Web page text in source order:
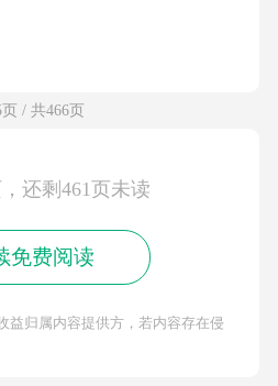
/ 共466页
还剩461页未读
免费阅读
益归属内容提供方，若内容存在侵